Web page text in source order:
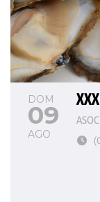
DOM
09
AGO